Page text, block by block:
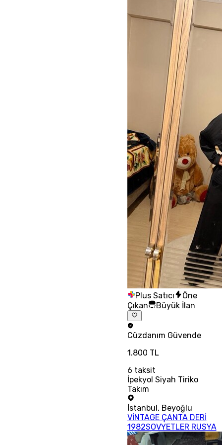
Plus Satıcı
Öne
Çıkan
Büyük İlan
Cüzdanım Güvende
1.800 TL
6 taksit
İpekyol Siyah Tiriko
Takım
İstanbul , Beyoğlu
VİNTAGE ÇANTA DERİ
1982SOVYETLER RUSYA